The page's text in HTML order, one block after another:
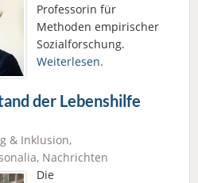
Professorin für
Methoden empirischer
Sozialforschung.
Weiterlesen.
der Lebenshilfe
& Inklusion,
, Nachrichten
Die